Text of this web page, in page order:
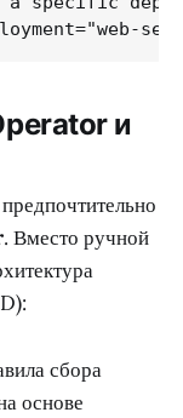
и
. Вместо ручной
сбора
основе